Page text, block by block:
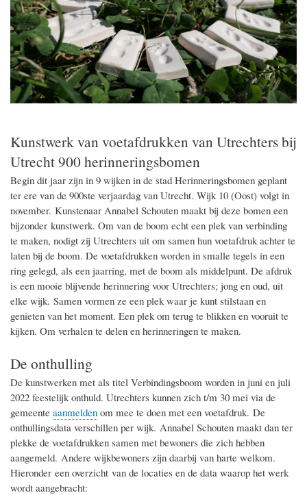
Kunstwerk van voetafdrukken van Utrechters bij
Utrecht 900 herinneringsbomen
Begin dit jaar zijn in 9 wijken in de stad Herinneringsbomen geplant
ter ere van de 900ste verjaardag van Utrecht. Wijk 10 (Oost) volgt in
november. Kunstenaar Annabel Schouten maakt bij deze bomen een
bijzonder kunstwerk. Om van de boom echt een plek van verbinding
te maken, nodigt zij Utrechters uit om samen hun voetafdruk achter te
laten bij de boom. De voetafdrukken worden in smalle tegels in een
ring gelegd, als een jaarring, met de boom als middelpunt. De afdruk
is een mooie blijvende herinnering voor Utrechters; jong en oud, uit
elke wijk. Samen vormen ze een plek waar je kunt stilstaan en
genieten van het moment. Een plek om terug te blikken en vooruit te
kijken. Om verhalen te delen en herinneringen te maken.
De onthulling
De kunstwerken met als titel Verbindingsboom worden in juni en juli
2022 feestelijk onthuld. Utrechters kunnen zich t/m 30 mei via de
gemeente aanmelden om mee te doen met een voetafdruk. De
onthullingsdata verschillen per wijk. Annabel Schouten maakt dan ter
plekke de voetafdrukken samen met bewoners die zich hebben
aangemeld. Andere wijkbewoners zijn daarbij van harte welkom.
Hieronder een overzicht van de locaties en de data waarop het werk
wordt aangebracht: